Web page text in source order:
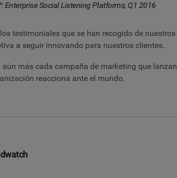
Enterprise Social Listening Platforms, Q1 2016
testimoniales que se han recogido de
a seguir innovando para nuestros clientes.
aún más cada campaña de marketing que
reacciona ante el mundo.